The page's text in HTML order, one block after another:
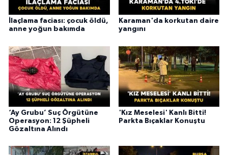
İlaçlama faciası: çocuk öldü,
anne yoğun bakımda
Karaman'da korkutan daire
yangını
‘Ay Grubu’ Suç Örgütüne
Operasyon: 12 Şüpheli
Gözaltına Alındı
'Kız Meselesi' Kanlı Bitti!
Parkta Bıçaklar Konuştu